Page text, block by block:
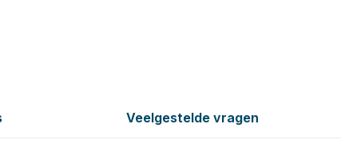
Veelgestelde vragen